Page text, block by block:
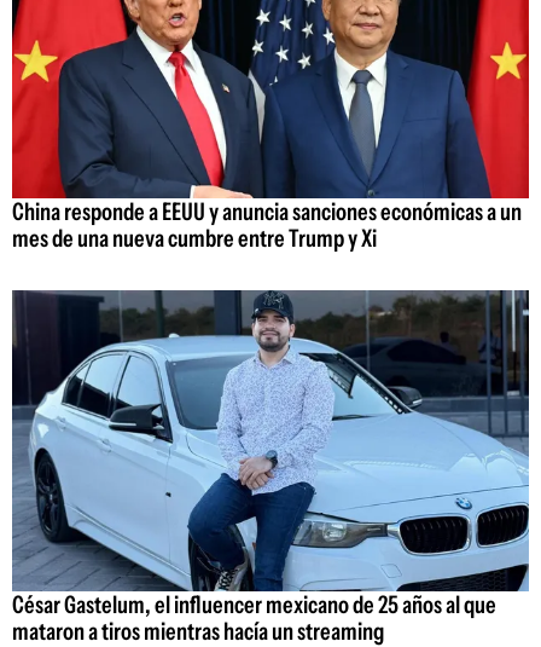
China responde a EEUU y anuncia sanciones económicas a un
mes de una nueva cumbre entre Trump y Xi
César Gastelum, el influencer mexicano de 25 años al que
mataron a tiros mientras hacía un streaming